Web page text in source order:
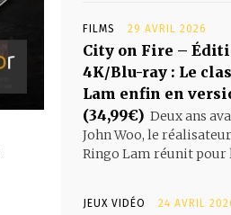
FILMS 29 AVRIL 2026
City on Fire –
4K/Blu-ray : Le
Lam enfin en
(34,99€) Deux ans
John Woo, le
Ringo Lam réunit pour
JEUX VIDÉO 24 AVRIL